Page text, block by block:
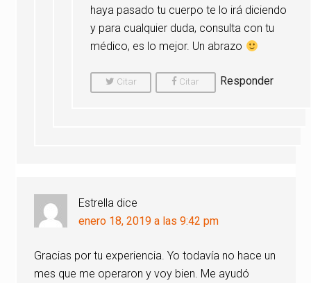
haya pasado tu cuerpo te lo irá diciendo
y para cualquier duda, consulta con tu
médico, es lo mejor. Un abrazo
Citar
Comentario
Citar
Comentario
Responder
Estrella dice
enero 18, 2019 a las 9:42 pm
Gracias por tu experiencia. Yo todavía no hace un
mes que me operaron y voy bien. Me ayudó